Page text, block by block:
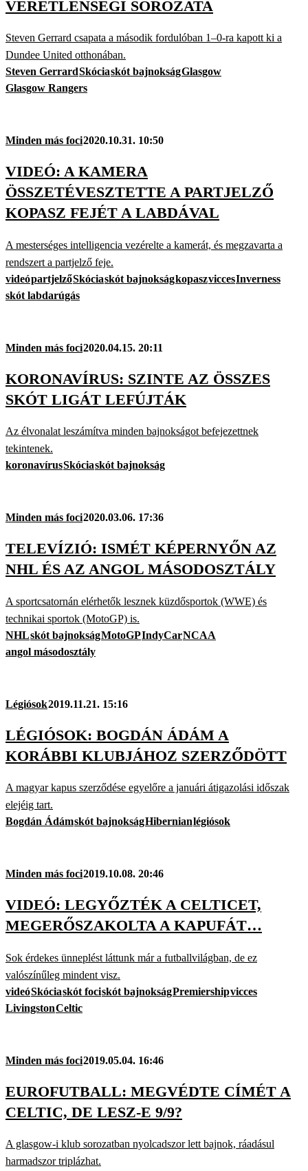
VERETLENSÉGI SOROZATA
Steven Gerrard csapata a második fordulóban 1–0-ra kapott ki a
Dundee United otthonában.
Steven GerrardSkóciaskót bajnokságGlasgow
Glasgow Rangers
Minden más foci2020.10.31. 10:50
VIDEÓ: A KAMERA
ÖSSZETÉVESZTETTE A PARTJELZŐ
KOPASZ FEJÉT A LABDÁVAL
A mesterséges intelligencia vezérelte a kamerát, és megzavarta a
rendszert a partjelző feje.
videópartjelzőSkóciaskót bajnokságkopaszviccesInverness
skót labdarúgás
Minden más foci2020.04.15. 20:11
KORONAVÍRUS: SZINTE AZ ÖSSZES
SKÓT LIGÁT LEFÚJTÁK
Az élvonalat leszámítva minden bajnokságot befejezettnek
tekintenek.
koronavírusSkóciaskót bajnokság
Minden más foci2020.03.06. 17:36
TELEVÍZIÓ: ISMÉT KÉPERNYŐN AZ
NHL ÉS AZ ANGOL MÁSODOSZTÁLY
A sportcsatornán elérhetők lesznek küzdősportok (WWE) és
technikai sportok (MotoGP) is.
NHLskót bajnokságMotoGPIndyCarNCAA
angol másodosztály
Légiósok2019.11.21. 15:16
LÉGIÓSOK: BOGDÁN ÁDÁM A
KORÁBBI KLUBJÁHOZ SZERZŐDÖTT
A magyar kapus szerződése egyelőre a januári átigazolási időszak
elejéig tart.
Bogdán Ádámskót bajnokságHibernianlégiósok
Minden más foci2019.10.08. 20:46
VIDEÓ: LEGYŐZTÉK A CELTICET,
MEGERŐSZAKOLTA A KAPUFÁT…
Sok érdekes ünneplést láttunk már a futballvilágban, de ez
valószínűleg mindent visz.
videóSkóciaskót fociskót bajnokságPremiershipvicces
LivingstonCeltic
Minden más foci2019.05.04. 16:46
EUROFUTBALL: MEGVÉDTE CÍMÉT A
CELTIC, DE LESZ-E 9/9?
A glasgow-i klub sorozatban nyolcadszor lett bajnok, ráadásul
harmadszor triplázhat.